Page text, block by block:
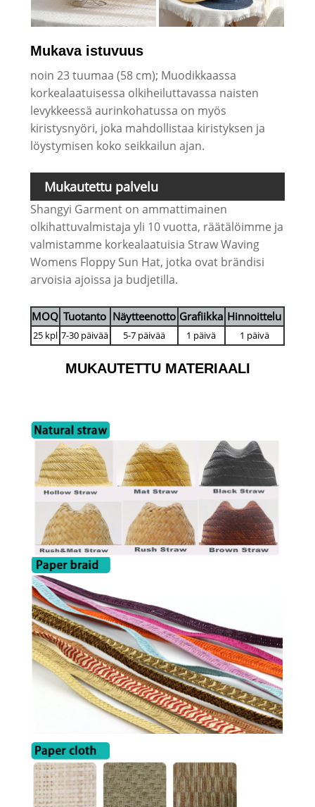
Mukava istuvuus
noin 23 tuumaa (58 cm); Muodikkaassa
korkealaatuisessa olkiheiluttavassa naisten
levykkeessä aurinkohatussa on myös
kiristysnyöri, joka mahdollistaa kiristyksen ja
löystymisen koko seikkailun ajan.
Mukautettu palvelu
Shangyi Garment on ammattimainen
olkihattuvalmistaja yli 10 vuotta, räätälöimme ja
valmistamme korkealaatuisia Straw Waving
Womens Floppy Sun Hat, jotka ovat brändisi
arvoisia ajoissa ja budjetilla.
MOQ Tuotanto Näytteenotto Grafiikka Hinnoittelu
25 kpl 7-30 päivää 5-7 päivää 1 päivä 1 päivä
MUKAUTETTU MATERIAALI